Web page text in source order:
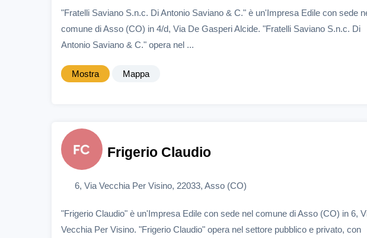
"Fratelli Saviano S.n.c. Di Antonio Saviano & C." è un'Impresa Edile con sede
comune di Asso (CO) in 4/d, Via De Gasperi Alcide. "Fratelli Saviano S.n.c. Di
Antonio Saviano & C." opera nel ...
Mostra Mappa
Frigerio Claudio
6, Via Vecchia Per Visino, 22033, Asso (CO)
"Frigerio Claudio" è un'Impresa Edile con sede nel comune di Asso (CO) in 6,
Vecchia Per Visino. "Frigerio Claudio" opera nel settore pubblico e privato, con